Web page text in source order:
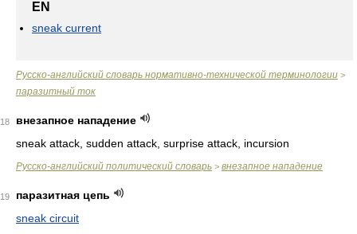
EN
sneak current
Русско-английский словарь нормативно-технической терминологии >
паразитный ток
18
внезапное нападение
sneak attack, sudden attack, surprise attack, incursion
Русско-английский политический словарь > внезапное нападение
19
паразитная цепь
sneak circuit